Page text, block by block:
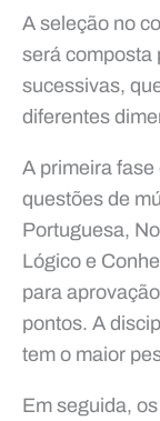
A seleção no
será composta
sucessivas,
diferentes
A primeira
questões de
Portuguesa,
Lógico e
para
pontos. A
tem o maior
Em seguida,